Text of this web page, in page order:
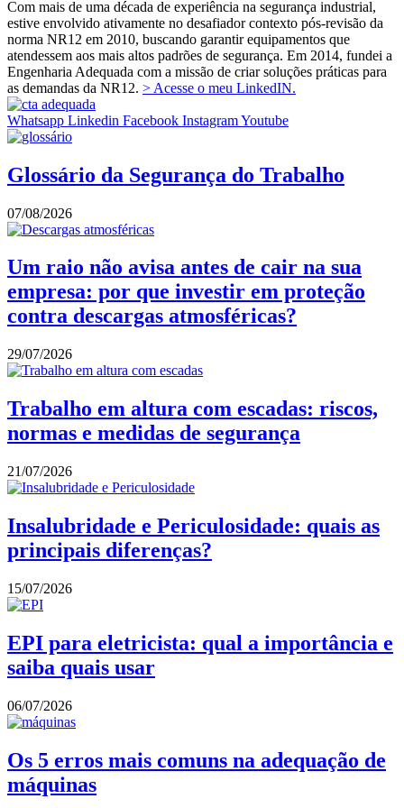
Com mais de uma década de experiência na segurança industrial,
estive envolvido ativamente no desafiador contexto pós-revisão da
norma NR12 em 2010, buscando garantir equipamentos que
atendessem aos mais altos padrões de segurança. Em 2014, fundei a
Engenharia Adequada com a missão de criar soluções práticas para
as demandas da NR12. > Acesse o meu LinkedIN.
Whatsapp Linkedin Facebook InstagramYoutube
Glossário da Segurança do Trabalho
07/08/2026
Um raio não avisa antes de cair na sua
empresa: por que investir em proteção
contra descargas atmosféricas?
29/07/2026
Trabalho em altura com escadas: riscos,
normas e medidas de segurança
21/07/2026
Insalubridade e Periculosidade: quais as
principais diferenças?
15/07/2026
EPI para eletricista: qual a importância e
saiba quais usar
06/07/2026
Os 5 erros mais comuns na adequação de
máquinas